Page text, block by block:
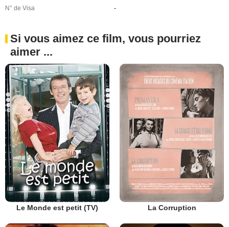
N° de Visa
-
Si vous aimez ce film, vous pourriez
aimer ...
Le Monde est petit (TV) La Corruption